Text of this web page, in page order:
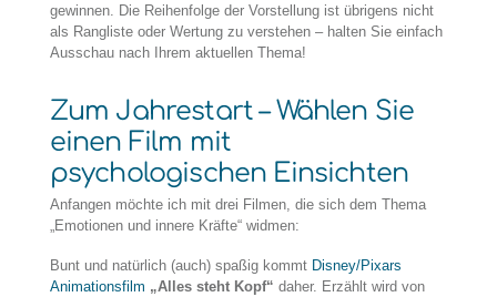
gewinnen. Die Reihenfolge der Vorstellung ist übrigens nicht
als Rangliste oder Wertung zu verstehen – halten Sie einfach
Ausschau nach Ihrem aktuellen Thema!
Zum Jahrestart – Wählen Sie
einen Film mit
psychologischen Einsichten
Anfangen möchte ich mit drei Filmen, die sich dem Thema
„Emotionen und innere Kräfte“ widmen:
Bunt und natürlich (auch) spaßig kommt Disney/Pixars
Animationsfilm „Alles steht Kopf“ daher. Erzählt wird von